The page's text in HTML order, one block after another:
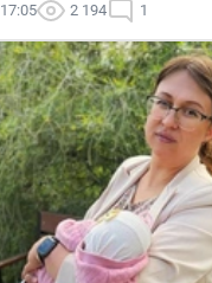
2 194 1